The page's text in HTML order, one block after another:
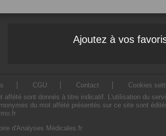
Ajoutez à vos
CGU Contact
Cookies
sont donnés à titre indicatif. L'utilisation du
du mot affété présentés sur ce site sont
d'Analyses Médicales.fr